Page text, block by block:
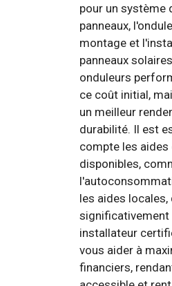
pour un système
panneaux,
montage et
panneaux
onduleurs
ce coût initial,
un meilleur
durabilité. Il est
compte les aides
disponibles,
les aides locales,
significativement
installateur
vous aider à
financiers,